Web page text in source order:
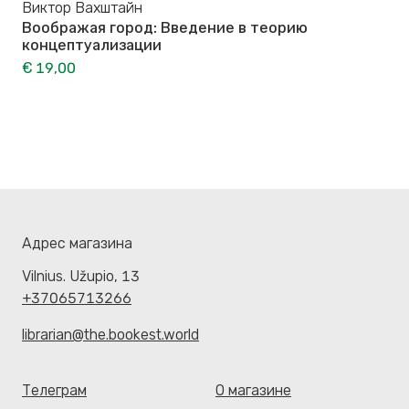
Виктор Вахштайн
Воображая город: Введение в теорию
концептуализации
€ 19,00
Адрес магазина
Vilnius. Užupio, 13
+37065713266
librarian@the.bookest.world
Телеграм О магазине